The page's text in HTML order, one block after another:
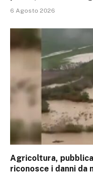
6 Agosto 2026
Agricoltura,
riconosce i danni da